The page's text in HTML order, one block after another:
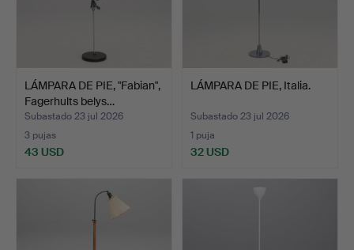
LÁMPARA DE PIE, "Fabian",
Fagerhults belys…
Subastado 23 jul 2026
3 pujas
43 USD
LÁMPARA DE PIE, Italia.
Subastado 23 jul 2026
1 puja
32 USD